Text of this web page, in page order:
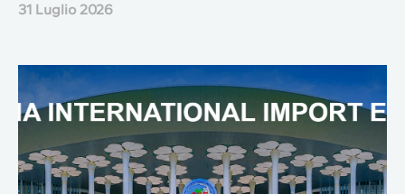
31 Luglio 2026